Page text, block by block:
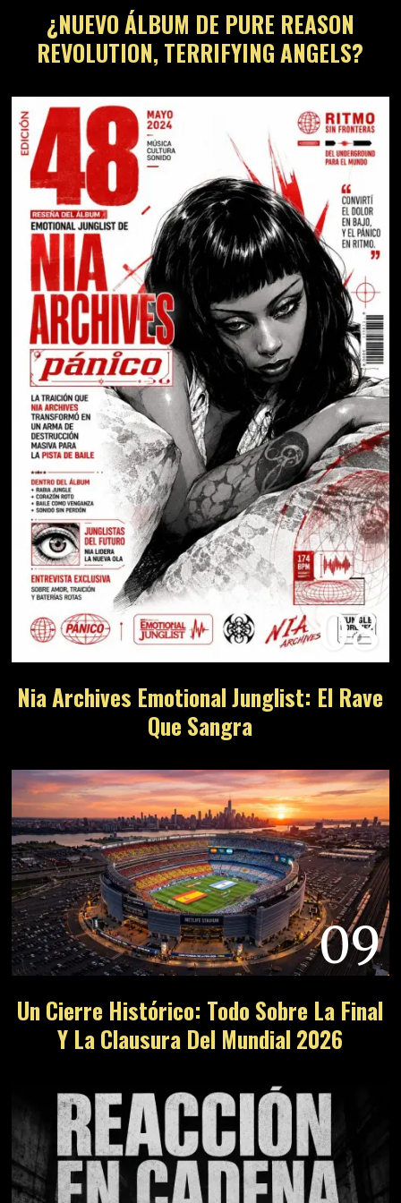
¿NUEVO ÁLBUM DE PURE REASON
REVOLUTION, TERRIFYING ANGELS?
08
Nia Archives Emotional Junglist: El Rave
Que Sangra
09
Un Cierre Histórico: Todo Sobre La Final
Y La Clausura Del Mundial 2026